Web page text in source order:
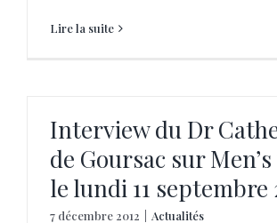
Lire la suite
Interview du Dr
de Goursac sur
le lundi 11 septembre
7 décembre 2012 Actualités